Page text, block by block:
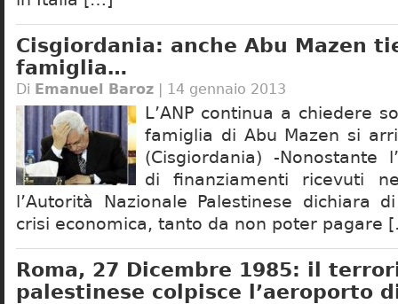
Cisgiordania: anche Abu Mazen
famiglia…
Di Emanuel Baroz | 14 gennaio 2013
L’ANP continua a chiedere
famiglia di Abu Mazen si
(Cisgiordania) -Nonostante
di finanziamenti ricevuti
l’Autorità Nazionale Palestinese dichiara
crisi economica, tanto da non poter pagare
Roma, 27 Dicembre 1985: il
palestinese colpisce l’aeroporto